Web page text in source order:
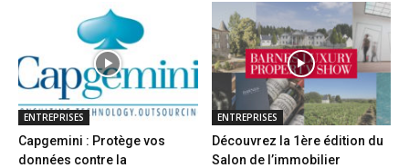
ENTREPRISES
Capgemini : Protège vos
données contre la
ENTREPRISES
Découvrez la 1ère édition du
Salon de l’immobilier